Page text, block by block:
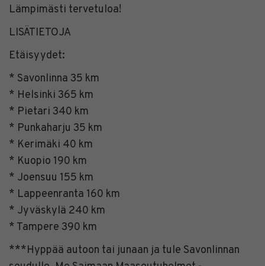
Lämpimästi tervetuloa!
LISÄTIETOJA
Etäisyydet:
* Savonlinna 35 km
* Helsinki 365 km
* Pietari 340 km
* Punkaharju 35 km
* Kerimäki 40 km
* Kuopio 190 km
* Joensuu 155 km
* Lappeenranta 160 km
* Jyväskylä 240 km
* Tampere 390 km
***Hyppää autoon tai junaan ja tule Savonlinnan